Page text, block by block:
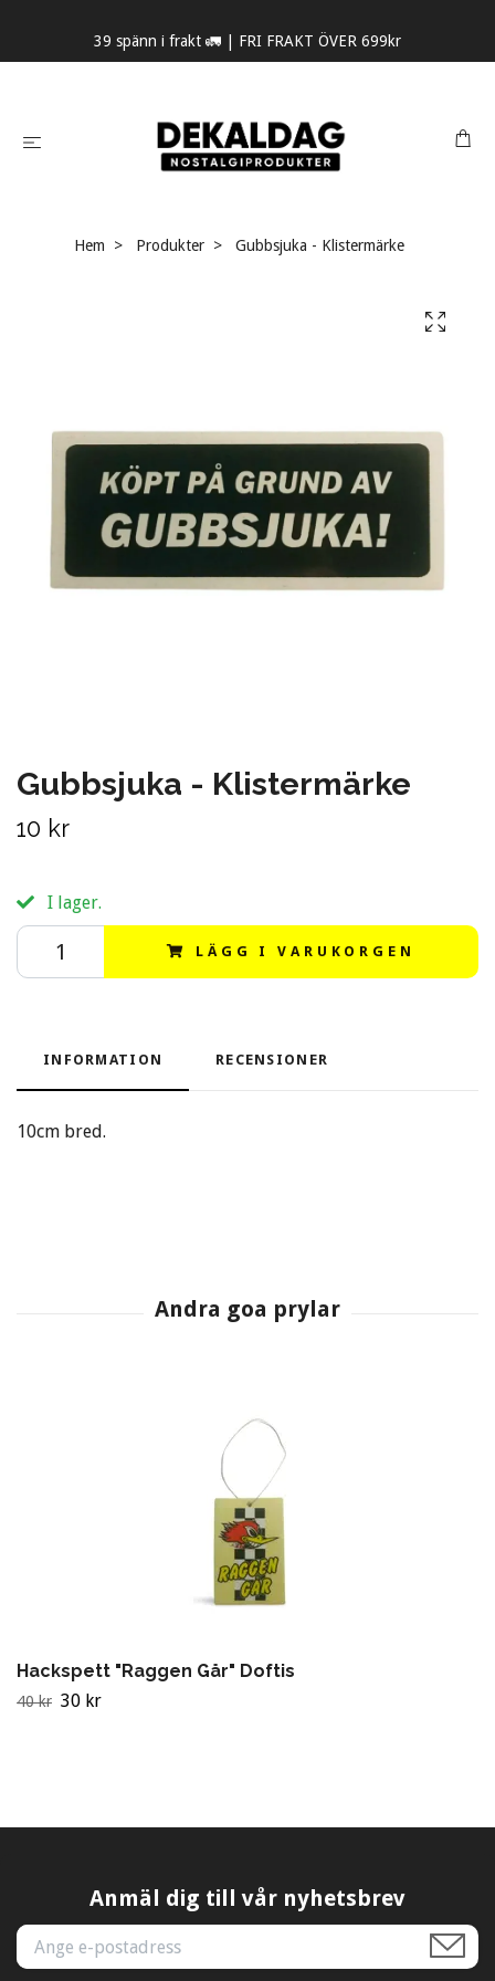
39 spänn i frakt 🚛 | FRI FRAKT ÖVER 699kr
Hem Produkter Gubbsjuka - Klistermärke
Gubbsjuka - Klistermärke
10 kr
I lager.
LÄGG I VARUKORGEN
INFORMATION RECENSIONER
10cm bred.
Hackspett "Raggen Går" Doftis
40 kr 30 kr
Anmäl dig till vår nyhetsbrev